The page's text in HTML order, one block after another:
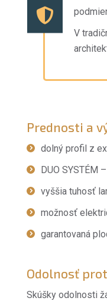
V
Prednosti a
dolný profil z
DUO SYSTÉM
vyššia tuhosť
možnosť
garantovaná
Odolnosť
Skúšky odolnosti